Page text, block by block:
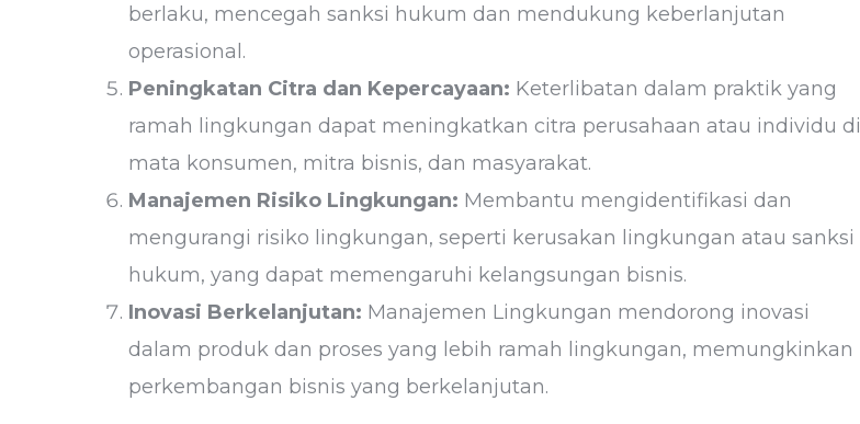
berlaku, mencegah sanksi hukum dan mendukung keberlanjutan
operasional.
Peningkatan Citra dan Kepercayaan: Keterlibatan dalam praktik yang
ramah lingkungan dapat meningkatkan citra perusahaan atau individu di
mata konsumen, mitra bisnis, dan masyarakat.
Manajemen Risiko Lingkungan: Membantu mengidentifikasi dan
mengurangi risiko lingkungan, seperti kerusakan lingkungan atau sanksi
hukum, yang dapat memengaruhi kelangsungan bisnis.
Inovasi Berkelanjutan: Manajemen Lingkungan mendorong inovasi
dalam produk dan proses yang lebih ramah lingkungan, memungkinkan
perkembangan bisnis yang berkelanjutan.